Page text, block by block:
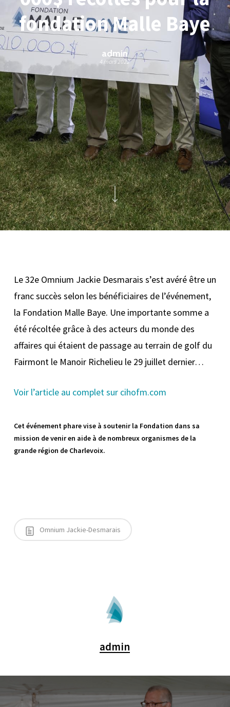
fondation Malle Baye
admin
4 mars 2022
Le 32e Omnium Jackie Desmarais s’est avéré être un
franc succès selon les bénéficiaires de l’événement,
la Fondation Malle Baye. Une importante somme a
été récoltée grâce à des acteurs du monde des
affaires qui étaient de passage au terrain de golf du
Fairmont le Manoir Richelieu le 29 juillet dernier…
Voir l’article au complet sur cihofm.com
Cet événement phare vise à soutenir la Fondation dans sa
mission de venir en aide à de nombreux organismes de la
grande région de Charlevoix.
Omnium Jackie-Desmarais
admin